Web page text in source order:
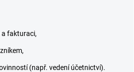
a fakturaci,
(např. vedení účetnictví).